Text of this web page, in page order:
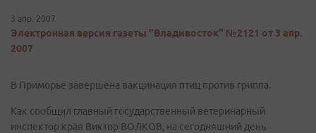
3 апр. 2007
Электронная версия газеты "Владивосток" №2121 от 3 апр.
2007
В Приморье завершена вакцинация птиц против гриппа.
Как сообщил главный государственный ветеринарный
инспектор края Виктор ВОЛКОВ, на сегодняшний день